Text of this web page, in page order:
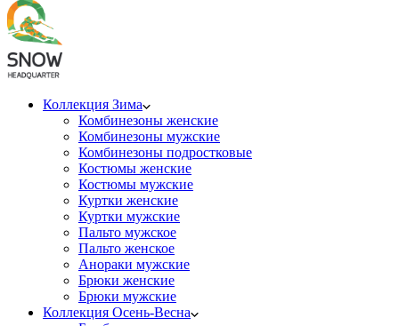
Коллекция Зима
Комбинезоны женские
Комбинезоны мужские
Комбинезоны подростковые
Костюмы женские
Костюмы мужские
Куртки женские
Куртки мужские
Пальто мужское
Пальто женское
Анораки мужские
Брюки женские
Брюки мужские
Коллекция Осень-Весна